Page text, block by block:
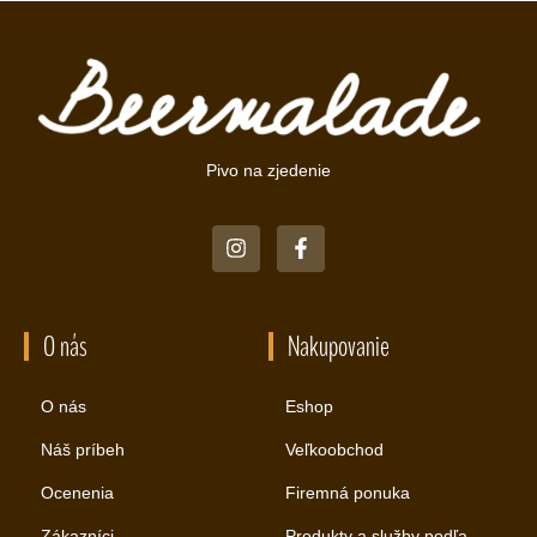
Pivo na zjedenie
O nás
O nás
Náš príbeh
Ocenenia
Nakupovanie
Eshop
Veľkoobchod
Firemná ponuka